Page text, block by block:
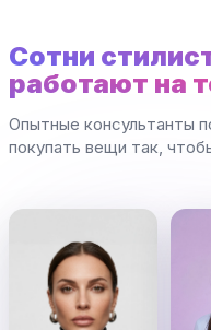
Сотни
работают на
Опытные консультанты
покупать вещи так,